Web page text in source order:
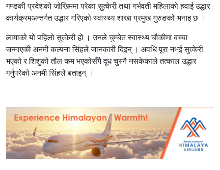
गण्डकी प्रदेशको जोखिममा परेका सुत्केरी तथा गर्भवती महिलाको हवाई उद्धार
कार्यक्रमअन्तर्गत उद्धार गरिएको स्वास्थ्य शाखा प्रमुख गुरुङको भनाइ छ ।
लामाको यो पहिलो सुत्केरी हो । उनले चुम्चेत स्वास्थ्य चौकीमा बच्चा
जन्माएकी अनमी कल्पना सिंहले जानकारी दिइन् । अवधि पूरा नभई सुत्केरी
भएको र शिशुको तौल कम भएकोसँगै दूध चुस्नै नसकेकाले तत्काल उद्धार
गर्नुपरेको अनमी सिंहले बताइन् ।